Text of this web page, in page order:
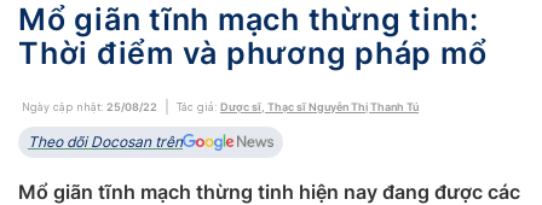
Mổ giãn tĩnh mạch thừng tinh:
Thời điểm và phương pháp mổ
Ngày cập nhật: 25/08/22 Tác giả: Dược sĩ, Thạc sĩ Nguyễn Thị Thanh Tú
Theo dõi Docosan trên
Mổ giãn tĩnh mạch thừng tinh hiện nay đang được các